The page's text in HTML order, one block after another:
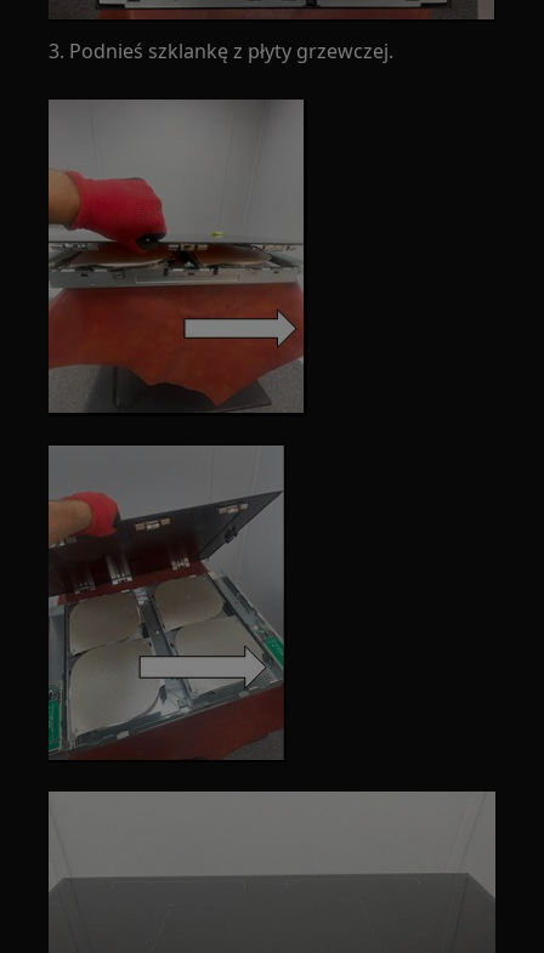
3. Podnieś szklankę z płyty grzewczej.